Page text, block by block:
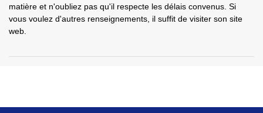
matière et n'oubliez pas qu'il respecte les délais convenus. Si
vous voulez d'autres renseignements, il suffit de visiter son site
web.